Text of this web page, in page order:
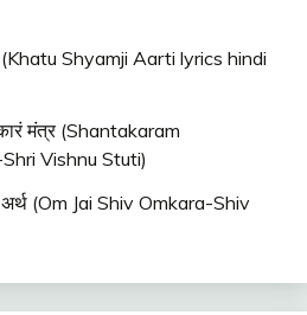
(Khatu Shyamji Aarti lyrics hindi
मंत्र (Shantakaram
Vishnu Stuti)
अर्थ (Om Jai Shiv Omkara-Shiv